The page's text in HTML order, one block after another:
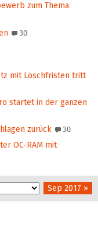
zum Thema
30
mit Löschfristen tritt
startet in der ganzen
zurück 30
OC-RAM mit
Sep 2017 »